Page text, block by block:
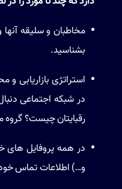
مخاطبان و سلیقه
بشناسید.
استراتژی بازاریابی
در شبکه اجتماعی
رقبایتان چیست؟
در همه پروفایل های
و…) اطلاعات تماس خود